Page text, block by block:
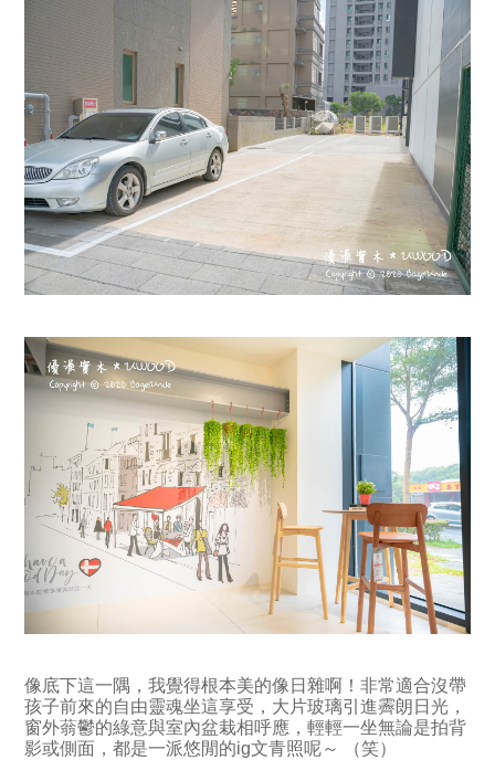
像底下這一隅，我覺得根本美的像日雜啊！非常適合沒帶
孩子前來的自由靈魂坐這享受，大片玻璃引進霽朗日光，
窗外蓊鬱的綠意與室內盆栽相呼應，輕輕一坐無論是拍背
影或側面，都是一派悠閒的ig文青照呢～ （笑）